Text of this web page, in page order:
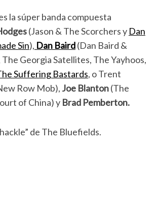
la súper banda compuesta
(Jason & The Scorchers y Dan
Sin), Dan Baird(Dan Baird &
The Georgia Satellites, The Yayhoos,
Suffering Bastards, o Trent
Row Mob), Joe Blanton(The
of China) y Brad Pemberton.
de The Bluefields.